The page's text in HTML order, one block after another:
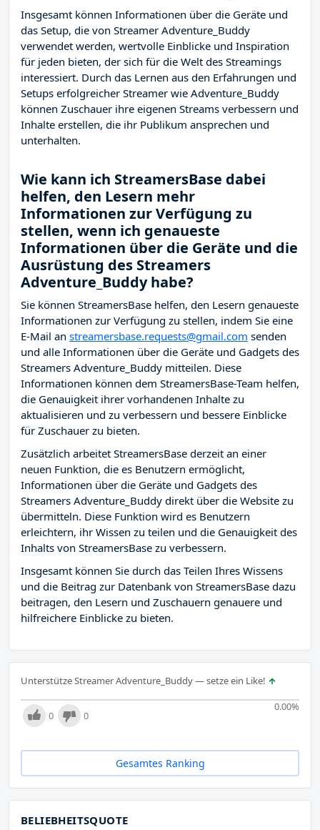
Insgesamt können Informationen über die Geräte und
das Setup, die von Streamer Adventure_Buddy
verwendet werden, wertvolle Einblicke und Inspiration
für jeden bieten, der sich für die Welt des Streamings
interessiert. Durch das Lernen aus den Erfahrungen und
Setups erfolgreicher Streamer wie Adventure_Buddy
können Zuschauer ihre eigenen Streams verbessern und
Inhalte erstellen, die ihr Publikum ansprechen und
unterhalten.
Wie kann ich StreamersBase dabei
helfen, den Lesern mehr
Informationen zur Verfügung zu
stellen, wenn ich genaueste
Informationen über die Geräte und die
Ausrüstung des Streamers
Adventure_Buddy habe?
Sie können StreamersBase helfen, den Lesern genaueste
Informationen zur Verfügung zu stellen, indem Sie eine
E-Mail an streamersbase.requests@gmail.com senden
und alle Informationen über die Geräte und Gadgets des
Streamers Adventure_Buddy mitteilen. Diese
Informationen können dem StreamersBase-Team helfen,
die Genauigkeit ihrer vorhandenen Inhalte zu
aktualisieren und zu verbessern und bessere Einblicke
für Zuschauer zu bieten.
Zusätzlich arbeitet StreamersBase derzeit an einer
neuen Funktion, die es Benutzern ermöglicht,
Informationen über die Geräte und Gadgets des
Streamers Adventure_Buddy direkt über die Website zu
übermitteln. Diese Funktion wird es Benutzern
erleichtern, ihr Wissen zu teilen und die Genauigkeit des
Inhalts von StreamersBase zu verbessern.
Insgesamt können Sie durch das Teilen Ihres Wissens
und die Beitrag zur Datenbank von StreamersBase dazu
beitragen, den Lesern und Zuschauern genauere und
hilfreichere Einblicke zu bieten.
Unterstütze Streamer Adventure_Buddy — setze ein Like!
0.00%
0 0
Gesamtes Ranking
BELIEBHEITSQUOTE